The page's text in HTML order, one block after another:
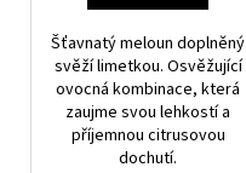
Šťavnatý meloun doplněný
svěží limetkou. Osvěžující
ovocná kombinace, která
zaujme svou lehkostí a
příjemnou citrusovou
dochutí.